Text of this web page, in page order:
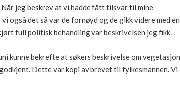
jeg beskrev at vi hadde fått tilsvar til mine
også det så var de fornøyd og de gikk videre med en
full politisk behandling var beskrivelsen jeg fikk.
kunne bekrefte at søkers beskrivelse om vegetasjon
Dette var kopi av brevet til fylkesmannen. Vi